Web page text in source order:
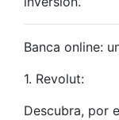
Banca online:
1. Revolut:
Descubra, por